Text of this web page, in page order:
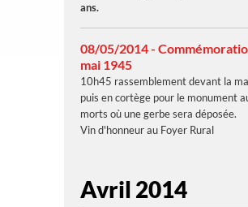
ans.
08/05/2014 -
mai 1945
10h45 rassemblement devant la
puis en cortège pour le monument
morts où une gerbe sera déposée.
Vin d'honneur au Foyer Rural
Avril 2014